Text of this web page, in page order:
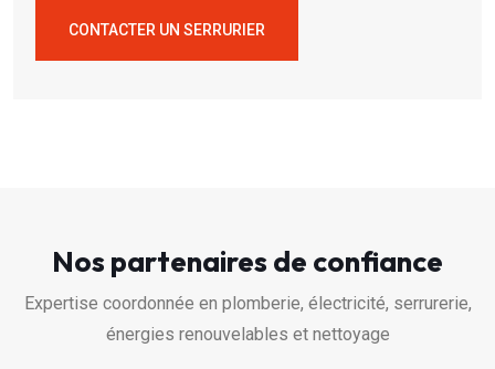
CONTACTER UN SERRURIER
Nos partenaires de confiance
Expertise coordonnée en plomberie, électricité, serrurerie,
énergies renouvelables et nettoyage